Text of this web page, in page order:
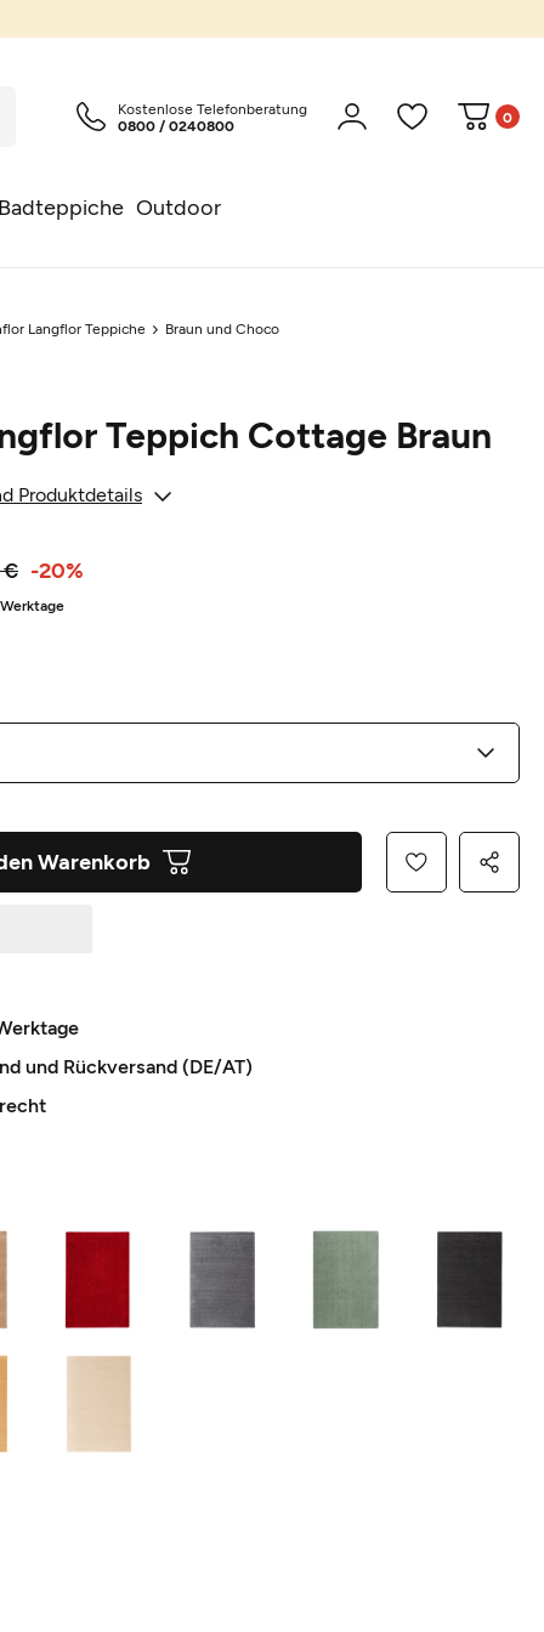
Outdoor
Kostenlose Telefonberatung
0800 / 0240800
0
Langflor Teppiche Braun und Choco
Teppich Cottage Braun
Produktdetails
€ -20%
Warenkorb
und Rückversand (DE/AT)